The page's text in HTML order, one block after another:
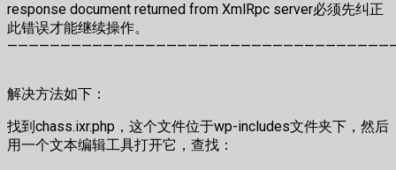
response document returned from XmlRpc server必须先纠正
此错误才能继续操作。
解决方法如下：
找到chass.ixr.php，这个文件位于wp-includes文件夹下，然后
用一个文本编辑工具打开它，查找：